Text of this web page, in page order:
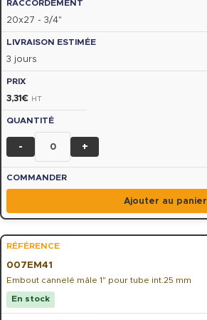
20x27 - 3/4"
3 jours
3,31€ HT
- +
Ajouter au panier
007EM41
Embout cannelé mâle 1" pour tube int.25 mm
En stock